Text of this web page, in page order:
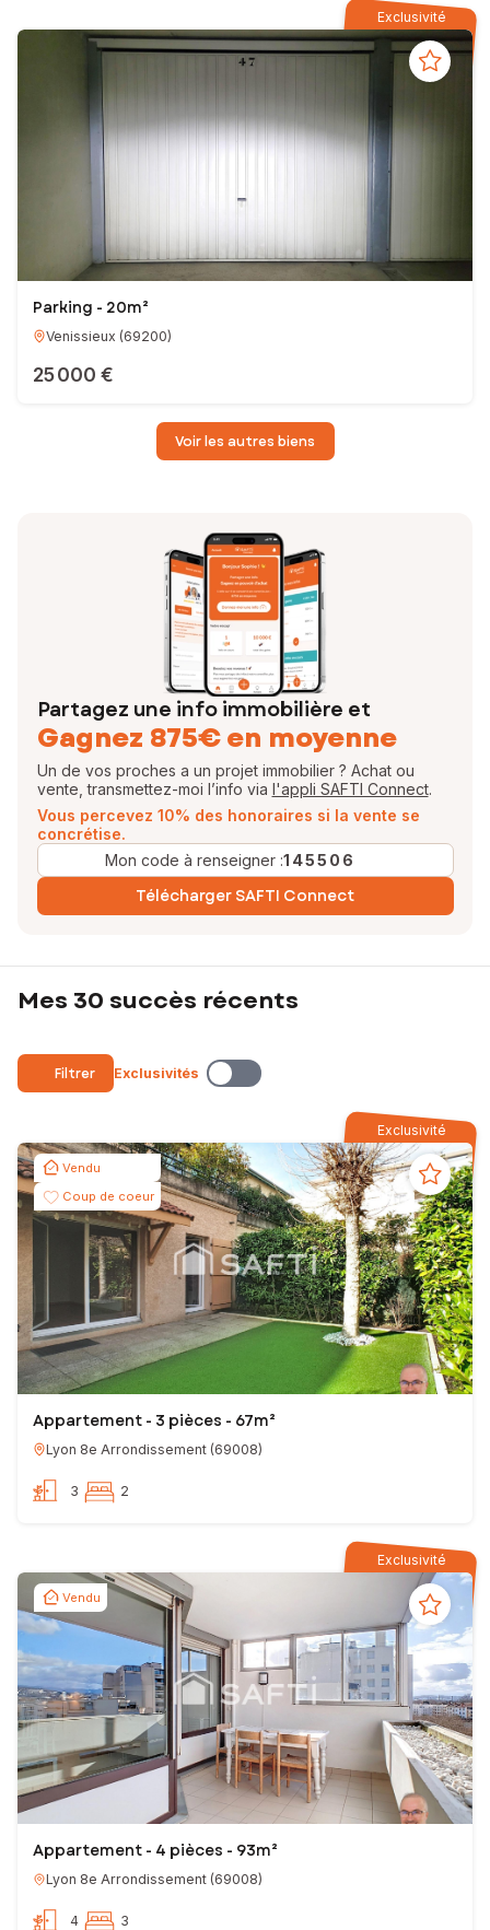
Exclusivité
Parking - 20m²
Venissieux (69200)
25 000 €
Voir les autres biens
Partagez une info immobilière et
Gagnez 875€ en moyenne
Un de vos proches a un projet immobilier ? Achat ou
vente, transmettez-moi l’info via l'appli SAFTI Connect.
Vous percevez 10% des honoraires si la vente se
concrétise.
Mon code à renseigner :145506
Télécharger SAFTI Connect
Mes 30 succès récents
Filtrer Exclusivités
Exclusivité
Vendu
Coup de coeur
Appartement - 3 pièces - 67m²
Lyon 8e Arrondissement (69008)
3 2
Exclusivité
Vendu
Appartement - 4 pièces - 93m²
Lyon 8e Arrondissement (69008)
4 3